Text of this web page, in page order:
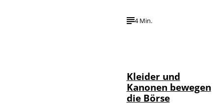
4 Min.
Kleider und
Kanonen bewegen
die Börse